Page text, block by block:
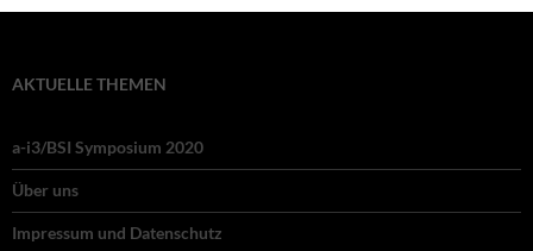
AKTUELLE THEMEN
a-i3/BSI Symposium 2020
Über uns
Impressum und Datenschutz